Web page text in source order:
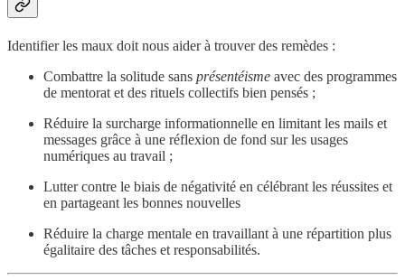
Identifier les maux doit nous aider à trouver des remèdes :
Combattre la solitude sans présentéisme avec des programmes
de mentorat et des rituels collectifs bien pensés ;
Réduire la surcharge informationnelle en limitant les mails et
messages grâce à une réflexion de fond sur les usages
numériques au travail ;
Lutter contre le biais de négativité en célébrant les réussites et
en partageant les bonnes nouvelles
Réduire la charge mentale en travaillant à une répartition plus
égalitaire des tâches et responsabilités.